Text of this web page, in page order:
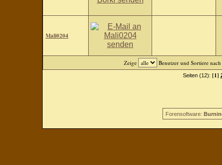
Mali0204
Zeige Benutzer und Sortiere nach
Seiten (12): [1]
Forensoftware: